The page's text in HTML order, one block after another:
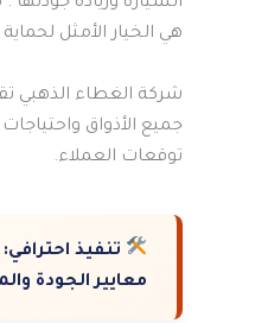
هي الخيار الأمثل
شركة الغطاء الذهبي
جميع الأذواق واحتياجات
توقعات العملاء.
تنفيذ احترافي:
معايير الجودة